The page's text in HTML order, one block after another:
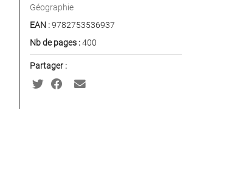
Géographie
EAN :9782753536937
Nb de pages :400
Partager :